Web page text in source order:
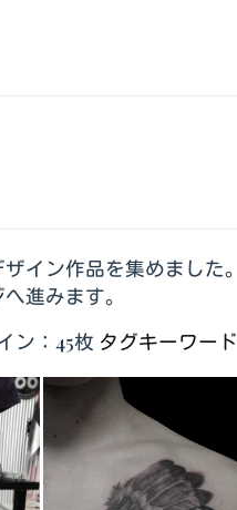
イン作品を集めました。
進みます。
ン：45枚 タグキーワード